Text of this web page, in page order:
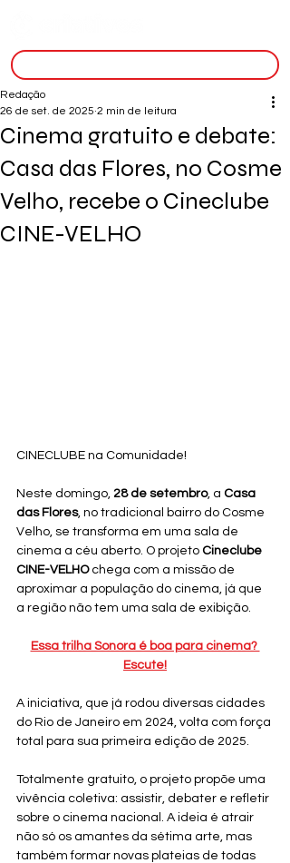
Cinema gratuito e debate:
Casa das Flores, no Cosme
Velho, recebe o Cineclube
CINE-VELHO
Redação
26 de set. de 2025 2 min de leitura
CINECLUBE na Comunidade!
Neste domingo, 28 de setembro, a Casa
das Flores, no tradicional bairro do Cosme
Velho, se transforma em uma sala de
cinema a céu aberto. O projeto Cineclube
CINE-VELHO chega com a missão de
aproximar a população do cinema, já que
a região não tem uma sala de exibição.
Essa trilha Sonora é boa para cinema?
Escute!
A iniciativa, que já rodou diversas cidades
do Rio de Janeiro em 2024, volta com força
total para sua primeira edição de 2025.
Totalmente gratuito, o projeto propõe uma
vivência coletiva: assistir, debater e refletir
sobre o cinema nacional. A ideia é atrair
não só os amantes da sétima arte, mas
também formar novas plateias de todas